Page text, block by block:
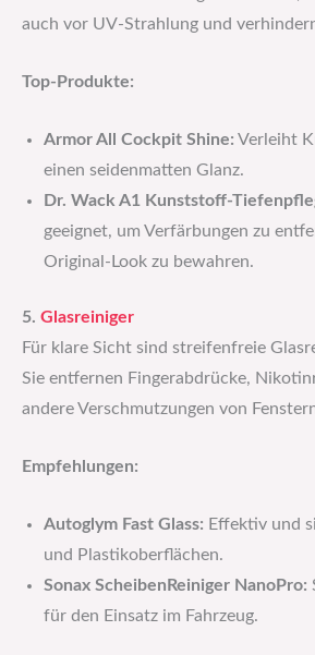
auch vor UV-Strahlung und
Top-Produkte:
Armor All Cockpit Shine: Verleiht
einen seidenmatten Glanz.
Dr. Wack A1 Kunststoff-
geeignet, um Verfärbungen zu
Original-Look zu bewahren.
5. Glasreiniger
Für klare Sicht sind streifenfreie
Sie entfernen Fingerabdrücke,
andere Verschmutzungen von
Empfehlungen:
Autoglym Fast Glass: Effektiv und
und Plastikoberflächen.
Sonax ScheibenReiniger NanoPro:
für den Einsatz im Fahrzeug.